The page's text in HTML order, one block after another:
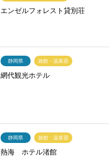
エンゼルフォレスト貸別荘
静岡県 旅館・温泉宿
網代観光ホテル
静岡県 旅館・温泉宿
熱海 ホテル渚館